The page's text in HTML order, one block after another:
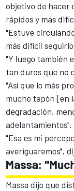
objetivo de hacer
rápidos y más
"Estuve
más difícil
"Y luego también
tan duros que no
"Así que lo más
mucho tapón [en
degradación,
adelantamientos".
"Esa es mi
averiguaremos",
Massa:
Massa dijo que